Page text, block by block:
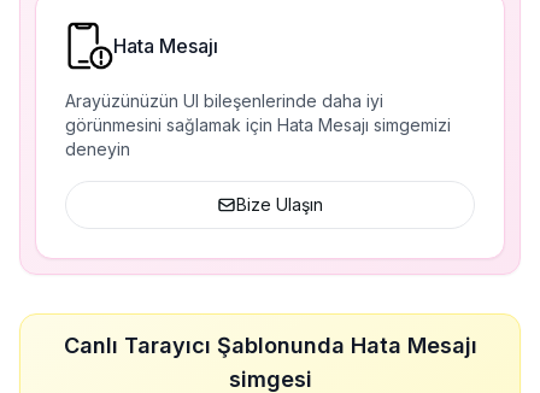
Hata Mesajı
Arayüzünüzün UI bileşenlerinde daha iyi
görünmesini sağlamak için Hata Mesajı simgemizi
deneyin
Bize Ulaşın
Canlı Tarayıcı Şablonunda Hata Mesajı
simgesi